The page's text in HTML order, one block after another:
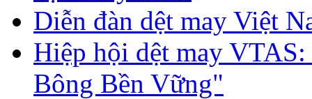
Diễn đàn dệt may Việt
Hiệp hội dệt may
Bông Bền Vững"